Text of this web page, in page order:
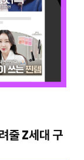
줄 Z세대 구